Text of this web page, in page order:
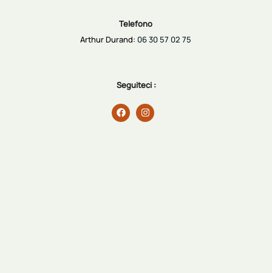
Telefono
Arthur Durand: 06 30 57 02 75
Seguiteci :